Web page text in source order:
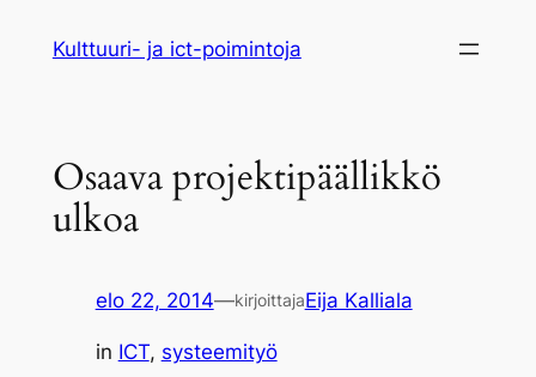
sisältöön
Kulttuuri- ja ict-poimintoja
Osaava projektipäällikkö
ulkoa
elo 22, 2014—kirjoittajaEija Kalliala
in ICT, systeemityö